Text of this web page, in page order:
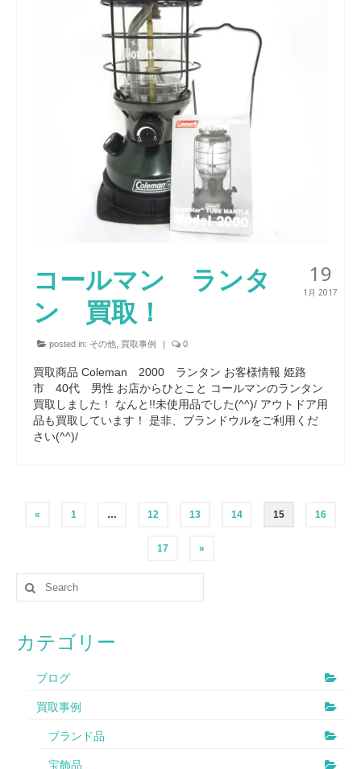
19
1月 2017
コールマン ランタ
ン 買取！
posted in: その他 買取事例 | 0
買取商品 Coleman 2000 ランタン お客様情報 姫路
市 40代 男性 お店からひとこと コールマンのランタン
買取しました！ なんと!!未使用品でした(^^)/ アウトドア用
品も買取しています！ 是非、ブランドウルをご利用くだ
さい(^^)/
« 1 … 12 13 14 15 16
17 »
カテゴリー
ブログ
買取事例
ブランド品
宝飾品